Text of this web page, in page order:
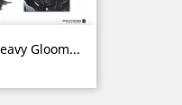
Gloom...